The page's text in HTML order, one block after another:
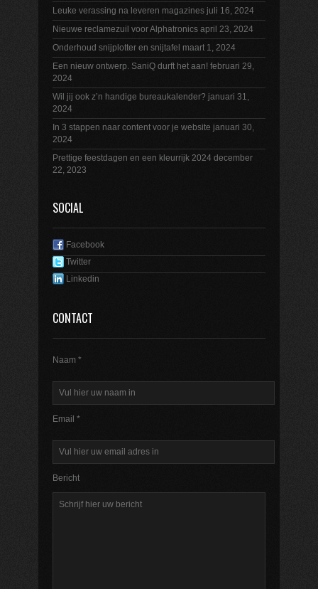
Leuke verassing na leveren magazines juli 16, 2024
Nieuwe reclamezuil voor Alphatronics april 23, 2024
Onderhoud snijplotter en snijtafel maart 1, 2024
Een nieuw ontwerp. SaniQ durft het aan! februari 29,
2024
Wil jij ook z’n handige bureaukalender? januari 31,
2024
In 3 stappen naar content voor je website januari 30,
2024
Prettige feestdagen en een kleurrijk 2024 december
22, 2023
SOCIAL
Facebook
Twitter
Linkedin
CONTACT
Naam *
Email *
Bericht